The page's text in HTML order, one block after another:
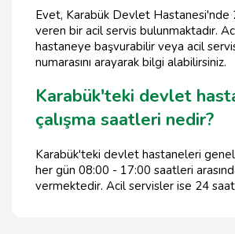
Evet, Karabük Devlet Hastanesi'nde
veren bir acil servis bulunmaktadır.
hastaneye başvurabilir veya acil
numarasını arayarak bilgi alabilirsiniz.
Karabük'teki devlet
çalışma saatleri nedir?
Karabük'teki devlet hastaneleri
her gün 08:00 - 17:00 saatleri
vermektedir. Acil servisler ise 24 saat